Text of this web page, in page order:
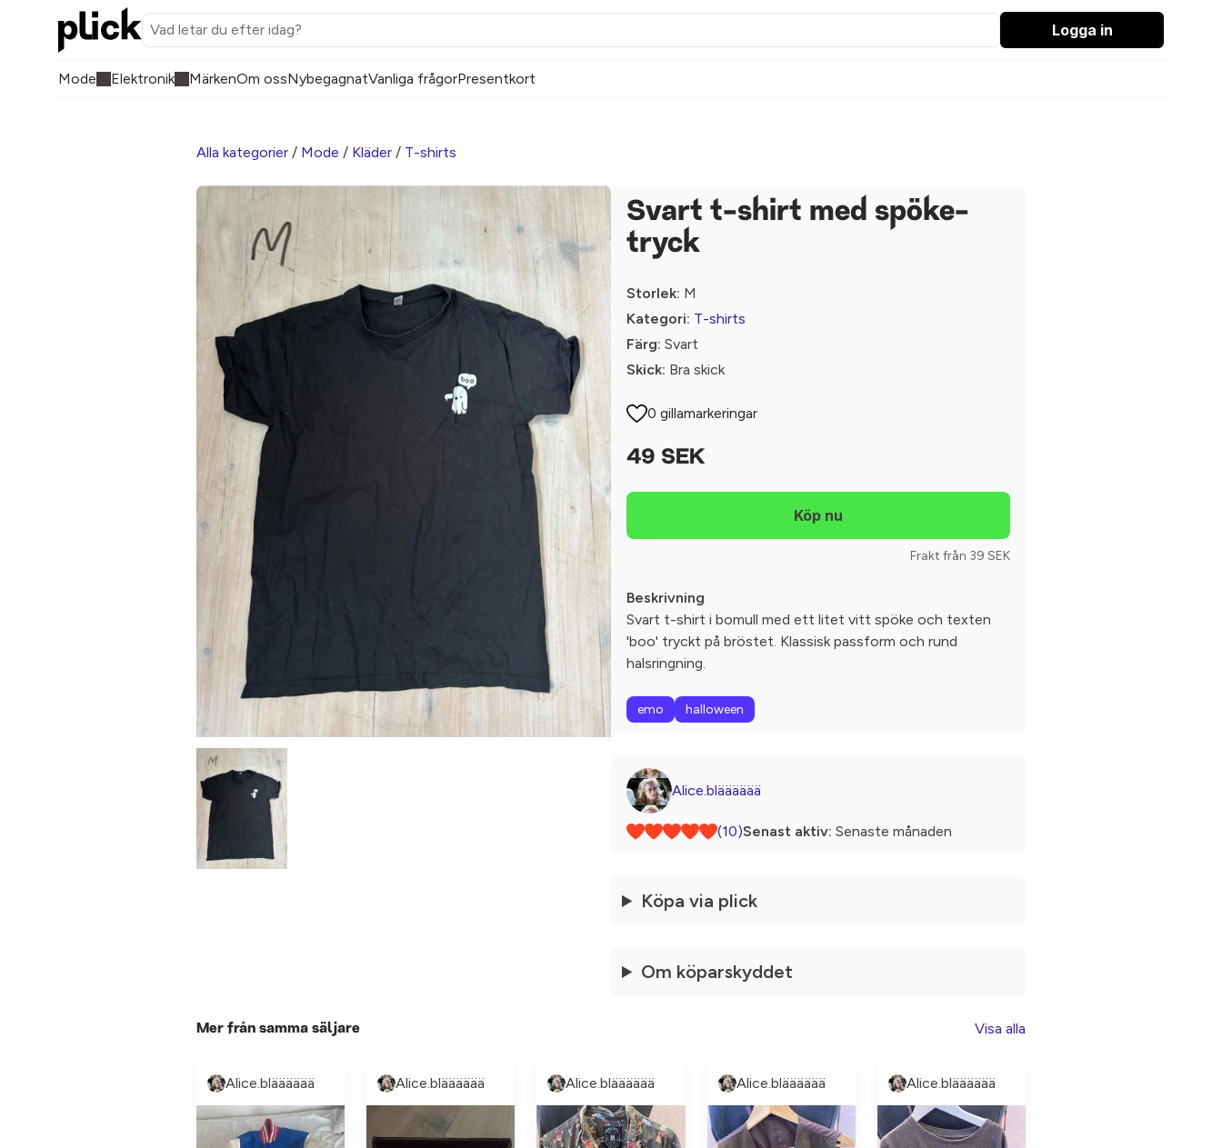
Logga in
Mode Elektronik MärkenOm ossNybegagnatVanliga frågorPresentkort
Alla kategorier / Mode / Kläder / T-shirts
Svart t-shirt med spöke-
tryck
Storlek: M
Kategori: T-shirts
Färg: Svart
Skick: Bra skick
0 gillamarkeringar
49 SEK
Frakt från 39 SEK
Beskrivning
Svart t-shirt i bomull med ett litet vitt spöke och texten
'boo' tryckt på bröstet. Klassisk passform och rund
halsringning.
emo halloween
Alice.blääääää
(10)Senast aktiv: Senaste månaden
Köpa via plick
Om köparskyddet
Mer från samma säljare Visa alla
Alice.blääääää Alice.blääääää Alice.blääääää Alice.blääääää Alice.blääääää